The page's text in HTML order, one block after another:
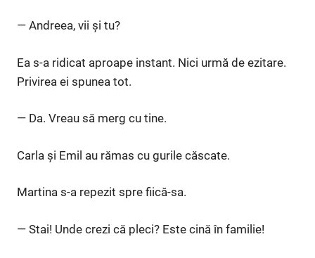
— Andreea, vii și tu?
Ea s-a ridicat aproape instant. Nici urmă de ezitare.
Privirea ei spunea tot.
— Da. Vreau să merg cu tine.
Carla și Emil au rămas cu gurile căscate.
Martina s-a repezit spre fiică-sa.
— Stai! Unde crezi că pleci? Este cină în familie!